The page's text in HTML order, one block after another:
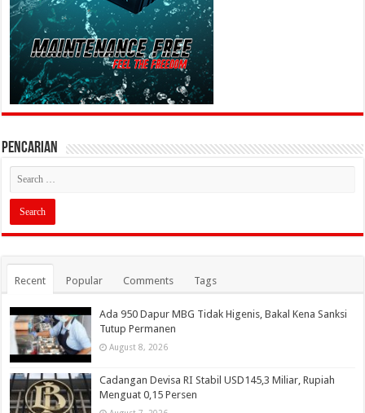
PENCARIAN
Recent Popular Comments Tags
Ada 950 Dapur MBG Tidak Higenis, Bakal Kena Sanksi
Tutup Permanen
August 8, 2026
Cadangan Devisa RI Stabil USD145,3 Miliar, Rupiah
Menguat 0,15 Persen